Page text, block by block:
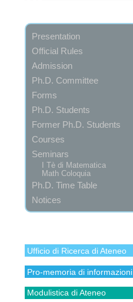
Presentation
Official Rules
Admission
Ph.D. Committee
Forms
Ph.D. Students
Former Ph.D. Students
Courses
Seminars
I Tè di Matematica
Math Coloquia
Ph.D. Time Table
Notices
Ufficio di Ricerca di Ateneo
Pro-memoria di informazioni
Modulistica di Ateneo